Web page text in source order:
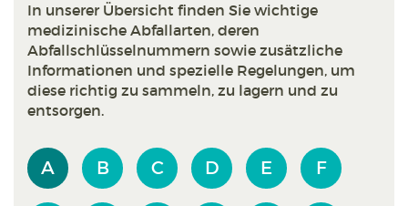
In unserer Übersicht finden Sie wichtige
medizinische Abfallarten, deren
Abfallschlüsselnummern sowie zusätzliche
Informationen und spezielle Regelungen, um
diese richtig zu sammeln, zu lagern und zu
entsorgen.
A B C D E F